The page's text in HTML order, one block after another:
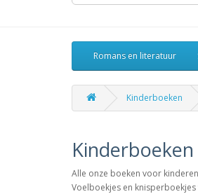
Romans en literatuur
Kinderboeken
Kinderboeken
Alle onze boeken voor
Voelboekjes en